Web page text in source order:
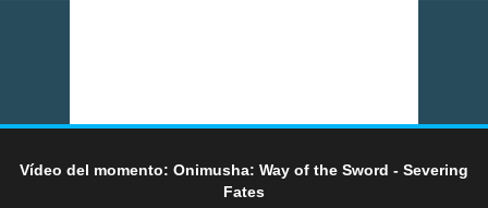
Vídeo del momento: Onimusha: Way of the Sword - Severing
Fates